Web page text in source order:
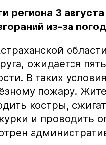
региона 3
из-за
ожидается
В таких
пожару.
костры,
и проводить